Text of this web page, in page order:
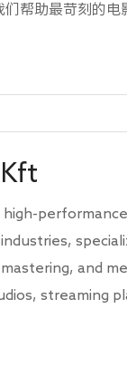
帮助最苛刻的电
具，创建了一个
content production,